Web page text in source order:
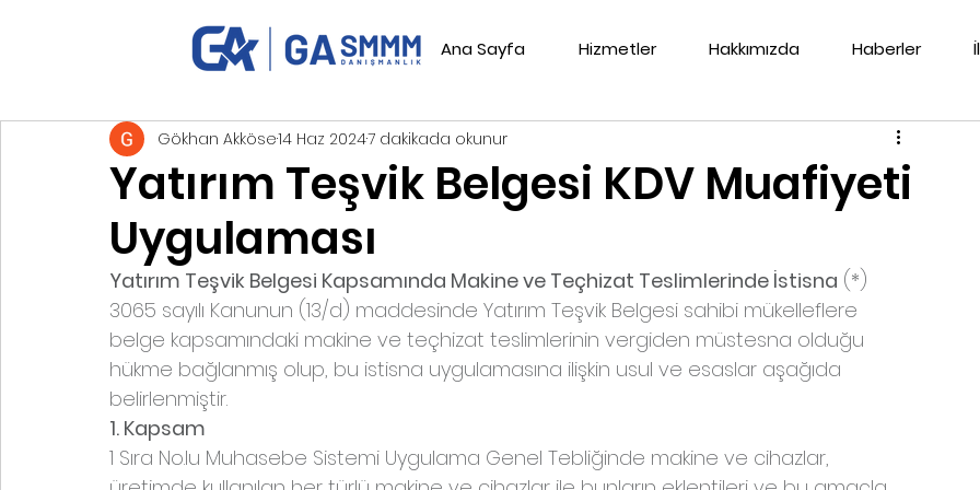
Ana Sayfa Hizmetler Hakkımızda Haberler
Yatırım Teşvik Belgesi KDV Muafiyeti
Uygulaması
Gökhan Akköse14 Haz 20247 dakikada okunur
Yatırım Teşvik Belgesi Kapsamında Makine ve Teçhizat Teslimlerinde İstisna (*)
3065 sayılı Kanunun (13/d) maddesinde Yatırım Teşvik Belgesi sahibi mükelleflere
belge kapsamındaki makine ve teçhizat teslimlerinin vergiden müstesna olduğu
hükme bağlanmış olup, bu istisna uygulamasına ilişkin usul ve esaslar aşağıda
belirlenmiştir.
1. Kapsam
1 Sıra No.lu Muhasebe Sistemi Uygulama Genel Tebliğinde makine ve cihazlar,